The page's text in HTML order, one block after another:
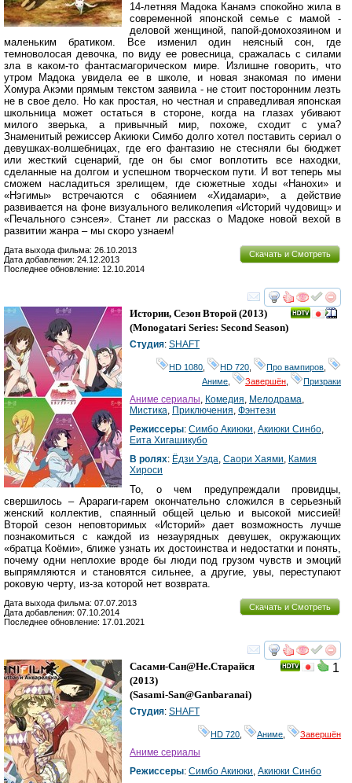
14-летняя Мадока Канамэ спокойно жила в
современной японской семье с мамой -
деловой женщиной, папой-домохозяином и
маленьким братиком. Все изменил один неясный сон, где
темноволосая девочка, по виду ее ровесница, сражалась с силами
зла в каком-то фантасмагорическом мире. Излишне говорить, что
утром Мадока увидела ее в школе, и новая знакомая по имени
Хомура Акэми прямым текстом заявила - не стоит посторонним лезть
не в свое дело. Но как простая, но честная и справедливая японская
школьница может остаться в стороне, когда на глазах убивают
милого зверька, а привычный мир, похоже, сходит с ума?
Знаменитый режиссер Акиюки Симбо долго хотел поставить сериал о
девушках-волшебницах, где его фантазию не стесняли бы бюджет
или жесткий сценарий, где он бы смог воплотить все находки,
сделанные на долгом и успешном творческом пути. И вот теперь мы
сможем насладиться зрелищем, где сюжетные ходы «Нанохи» и
«Нэгимы» встречаются с обаянием «Хидамари», а действие
развивается на фоне визуального великолепия «Историй чудовищ» и
«Печального сэнсея». Станет ли рассказ о Мадоке новой вехой в
развитии жанра – мы скоро узнаем!
Скачать и Смотреть
Дата выхода фильма: 26.10.2013
Дата добавления: 24.12.2013
Последнее обновление: 12.10.2014
смотреть
Истории, Сезон Второй (2013)
(Monogatari Series: Second Season)
Студия: SHAFT
HD 1080 HD 720 Про вампиров
Аниме
Завершён Призраки
Аниме сериалы, Комедия, Мелодрама,
Мистика, Приключения, Фэнтези
Режиссеры: Симбо Акиюки, Акиюки Синбо,
Еита Хигашикубо
В ролях: Ёдзи Уэда, Саори Хаями, Камия
Хироси
То, о чем предупреждали провидцы,
свершилось – Арараги-гарем окончательно сложился в серьезный
женский коллектив, спаянный общей целью и высокой миссией!
Второй сезон неповторимых «Историй» дает возможность лучше
познакомиться с каждой из незаурядных девушек, окружающих
«братца Коёми», ближе узнать их достоинства и недостатки и понять,
почему одни неплохие вроде бы люди под грузом чувств и эмоций
выпрямляются и становятся сильнее, а другие, увы, переступают
роковую черту, из-за которой нет возврата.
Скачать и Смотреть
Дата выхода фильма: 07.07.2013
Дата добавления: 07.10.2014
Последнее обновление: 17.01.2021
смотреть
1
Сасами-Сан@Не.старайся
(2013)
(Sasami-San@Ganbaranai)
Студия: SHAFT
HD 720 Аниме Завершён
Аниме сериалы
Режиссеры: Симбо Акиюки Акиюки Синбо